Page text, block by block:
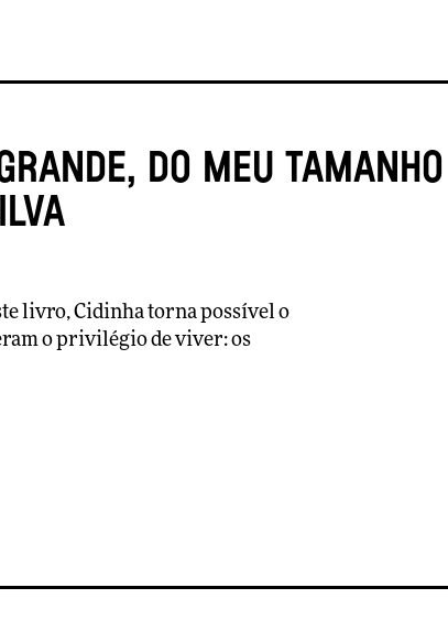
do meu
livro, Cidinha torna possível o
o privilégio de viver: os